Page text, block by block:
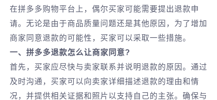
在拼多多购物平台上，偶尔买家可能需要提出退款申
请。无论是由于商品质量问题还是其他原因，为了增加
商家同意退款的可能性，买家可以采取一些措施。
一、拼多多退款怎么让商家同意?
首先，买家应尽快与卖家联系并说明退款的原因。通过
及时沟通，买家可以向卖家详细描述退款的理由和情
况，并提供相关证据和照片以支持自己的主张。确保与